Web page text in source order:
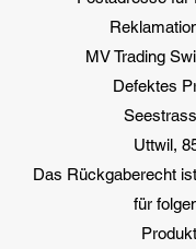
MV Trading
Defektes
Uttwil,
Das Rückgaberecht
für